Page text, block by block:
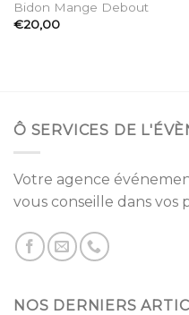
Bidon Mange Debout
€20,00
Ô SERVICES DE
Votre agence
vous conseille dans vos
NOS DERNIERS